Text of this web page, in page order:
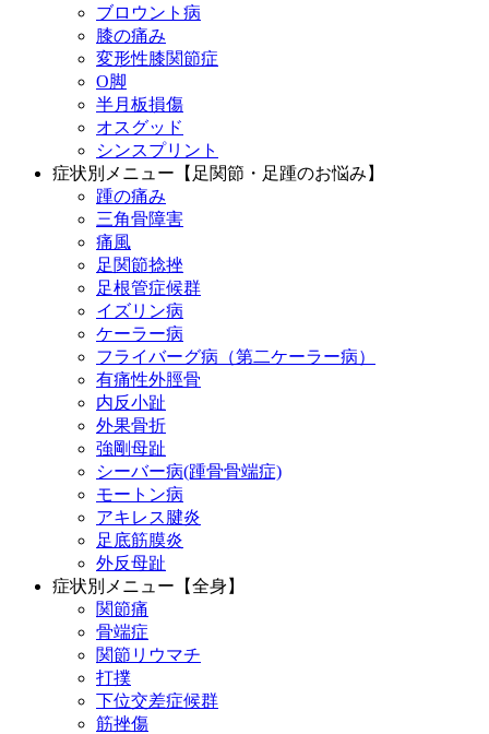
ブロウント病
膝の痛み
変形性膝関節症
O脚
半月板損傷
オスグッド
シンスプリント
症状別メニュー【足関節・足踵のお悩み】
踵の痛み
三角骨障害
痛風
足関節捻挫
足根管症候群
イズリン病
ケーラー病
フライバーグ病（第二ケーラー病）
有痛性外脛骨
内反小趾
外果骨折
強剛母趾
シーバー病(踵骨骨端症)
モートン病
アキレス腱炎
足底筋膜炎
外反母趾
症状別メニュー【全身】
関節痛
骨端症
関節リウマチ
打撲
下位交差症候群
筋挫傷